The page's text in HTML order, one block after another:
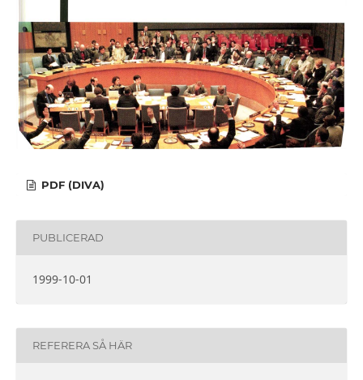
PDF (DIVA)
PUBLICERAD
1999-10-01
REFERERA SÅ HÄR